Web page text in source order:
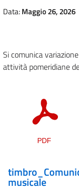
Data:Maggio 26, 2026
Si comunica
attività pomeridiane
musicale